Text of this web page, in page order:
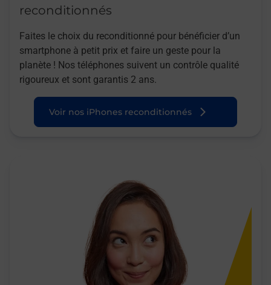
reconditionnés
Faites le choix du reconditionné pour bénéficier d’un
smartphone à petit prix et faire un geste pour la
planète ! Nos téléphones suivent un contrôle qualité
rigoureux et sont garantis 2 ans.
Voir nos iPhones reconditionnés